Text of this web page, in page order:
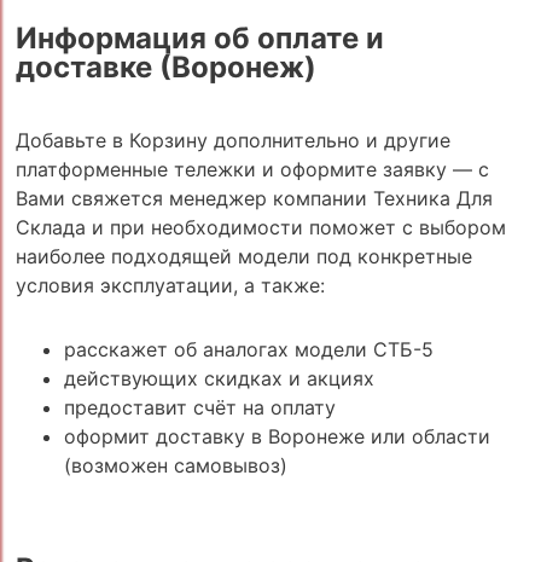
Информация об оплате и
доставке (Воронеж)
Добавьте в Корзину дополнительно и другие
платформенные тележки и оформите заявку — с
Вами свяжется менеджер компании Техника Для
Склада и при необходимости поможет с выбором
наиболее подходящей модели под конкретные
условия эксплуатации, а также:
расскажет об аналогах модели СТБ-5
действующих скидках и акциях
предоставит счёт на оплату
оформит доставку в Воронеже или области
(возможен самовывоз)